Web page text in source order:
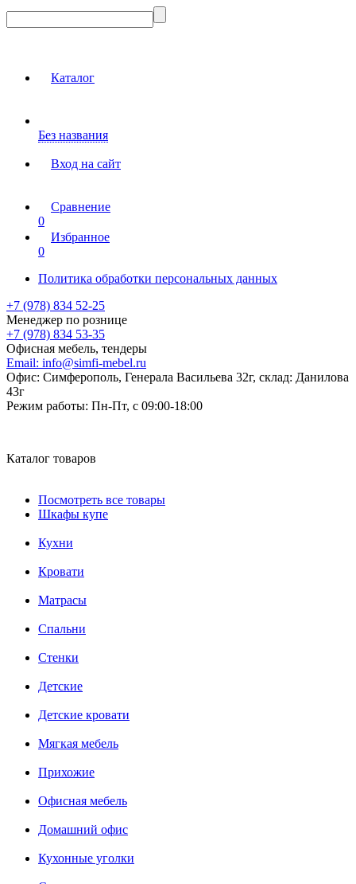
Каталог
Без названия
Вход на сайт
Сравнение
0
Избранное
0
Политика обработки персональных данных
+7 (978) 834 52-25
Менеджер по рознице
+7 (978) 834 53-35
Офисная мебель, тендеры
Email: info@simfi-mebel.ru
Офис: Симферополь, Генерала Васильева 32г, склад: Данилова
43г
Режим работы: Пн-Пт, с 09:00-18:00
Каталог товаров
Посмотреть все товары
Шкафы купе
Кухни
Кровати
Матрасы
Cпальни
Стенки
Детские
Детские кровати
Мягкая мебель
Прихожие
Офисная мебель
Домашний офис
Кухонные уголки